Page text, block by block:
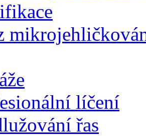
líčení
řas